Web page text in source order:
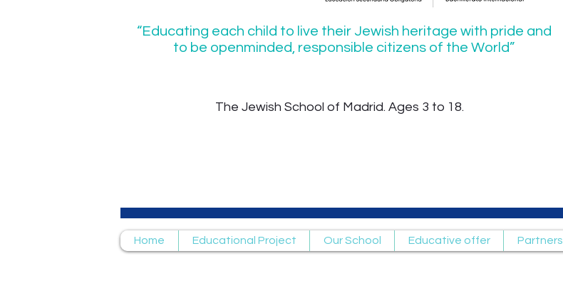
“Educating each child to live their Jewish heritage with pride and
to be openminded, responsible citizens of the World”
The Jewish School of Madrid. Ages 3 to 18.
Home Educational Project Our School Educative offer Partners